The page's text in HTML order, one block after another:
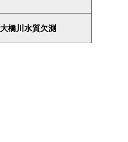
大橋川水質欠測